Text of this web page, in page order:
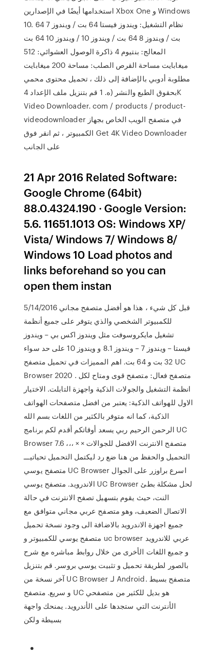
استخدامها أيضًا في الإصدارين Xbox One و Windows
10. نظام التشغيل: ويندوز فيستا 64 بت / ويندوز 7 64
بت / ويندوز 8 64 بت / ويندوز 10 / ويندوز 10 64 بت
المعالج: بنتيوم 4 ذاكرة الوصول العشوائي: 512
ميغابايت مساحة القرص الصلب: مساحة 200 ميغابايت
مطلوبة أدوبي بالإضافة إلى ذلك ، تحميل محتوى محمي
بحقوق الطبع والنشر (ه. 1 قم بتنزيل ملف الإعداد 4K
Video Downloader. com / products / product-
videodownloader في متصفح الويب الخاص بجهاز
الكمبيوتر ، ثم انقر فوق Get 4K Video Downloader
على الجانب
21 Apr 2016 Related Software:
Google Chrome (64bit)
88.0.4324.190 · Google Version:
5.6. 11651.1013 OS: Windows XP/
Vista/ Windows 7/ Windows 8/
Windows 10 Load photos and
links beforehand so you can
open them instan
5/14/2016 قبل كل شيء ، هذا هو أفضل متصفح مجاني
للكمبيوتر الشخصي والذي يتوفر على جميع أنظمة
تشغيل مايكروسوفت مثل ويندوز اكس بي – ويندوز
فيستا – ويندوز 7 – ويندوز 8.1 و ويندوز 10 على حد سواء
32 بت و 64 بت. اهم المميزات في تحميل متصفح UC
Browser 2020 . متصفح فعال: متصفح قوى ومتاح لكل
انظمة التشغيل والجولات الذكية واجهزة التابلت. الاختيار
الاول للهواتف الذكية: يعتبر من افضل متصفحات الهواتف
الذكية، كما انه متوفر بالكثير من اللغات بسم الله
الرحمن الرحيم ربي يسعد أوقاتكم أقدم لكم برنامج UC
Browser 7.6 ،،، × متصفح الانترنت الافضل للجوالات ×
التحميل والحفظ من هنا ضع رد ليكتمل التحميل تحياتيـــ
متصفح يوسي UC Browser اسرع براوزر على الجوال
الاندرويد. متصفح يوسي UC Browser لحل مشكلة بطئ
النت، حيث يقوم بتسهيل تصفح الانترنت في حالة
الاتصال الضعيف، وهو متصفح عربي مجاني متوافق مع
جميع اجهزة الاندرويد بالاضافة الى وجود نسخة تحميل
متصفح يوسي للكمبيوتر و uc browser عربي للاندرويد
و جميع اللغات الأخرى من خلال روابط مباشره مع شرح
بالصور لطريقة تحميل و تثبيت يوسي بروسر. قم بتنزيل
آخر نسخة من UC Browser لـ Android. متصفح بسيط
و سريع. متصفح UC هو بديل للكثير من متصفحي
الأنترنت التي ستجدها على الأندرويد. يمنحك واجهة
بسيطة ولكن